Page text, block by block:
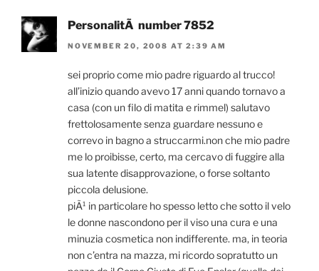
PersonalitÃ number 7852
NOVEMBER 20, 2008 AT 2:39 AM
sei proprio come mio padre riguardo al trucco!
all’inizio quando avevo 17 anni quando tornavo a
casa (con un filo di matita e rimmel) salutavo
frettolosamente senza guardare nessuno e
correvo in bagno a struccarmi.non che mio padre
me lo proibisse, certo, ma cercavo di fuggire alla
sua latente disapprovazione, o forse soltanto
piccola delusione.
piÃ¹ in particolare ho spesso letto che sotto il velo
le donne nascondono per il viso una cura e una
minuzia cosmetica non indifferente. ma, in teoria
non c’entra na mazza, mi ricordo sopratutto un